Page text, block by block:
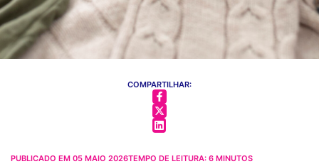
COMPARTILHAR:
PUBLICADO EM 05 MAIO 2026TEMPO DE LEITURA: 6 MINUTOS